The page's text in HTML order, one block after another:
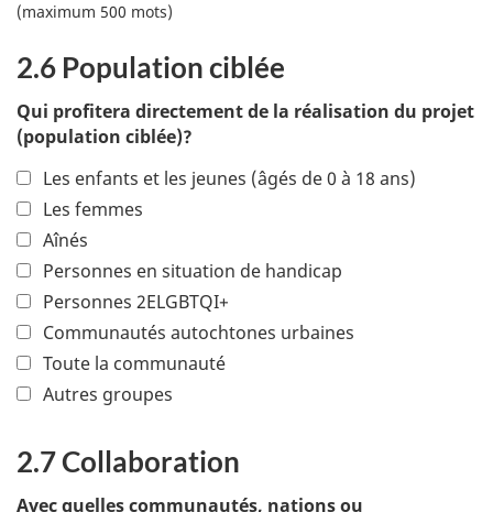
(maximum 500 mots)
2.6 Population ciblée
Qui profitera directement de la réalisation du projet
(population ciblée)?
Les enfants et les jeunes (âgés de 0 à 18 ans)
Les femmes
Aînés
Personnes en situation de handicap
Personnes 2ELGBTQI+
Communautés autochtones urbaines
Toute la communauté
Autres groupes
2.7 Collaboration
Avec quelles communautés, nations ou